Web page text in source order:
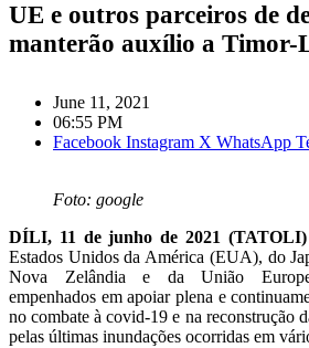
UE e outros parceiros de
manterão auxílio a Timor-
June 11, 2021
06:55 PM
Facebook Instagram X WhatsApp
Foto: google
DÍLI, 11 de junho de 2021
Estados Unidos da América (EUA), do
Nova Zelândia e da União
empenhados em apoiar plena e
no combate à covid-19 e na reconstrução
pelas últimas inundações ocorridas em